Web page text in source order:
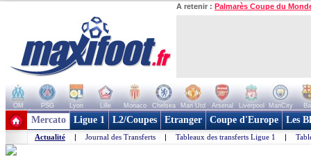
A retenir : Palmarès Coupe du
OM PSG Lyon Lille Monaco Chelsea Man Utd Arsenal Liverpool ManCity
+ de clubs
Mercato Ligue 1 L2/Coupes Etranger Coupe d'Europe Les
Actualité | Journal des Transferts | Tableaux des transferts Ligue 1 |